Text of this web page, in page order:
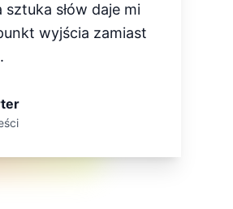
słów daje mi
wyjścia zamiast